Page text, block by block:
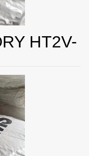
HT2V-